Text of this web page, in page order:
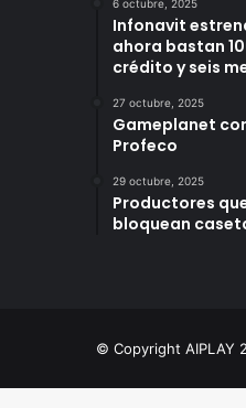
6 octubre, 2025
Infonavit
ahora bastan
crédito y seis
27 octubre, 2025
Gameplanet
Profeco
29 octubre, 2025
Productores
bloquean
© Copyright AIPLAY